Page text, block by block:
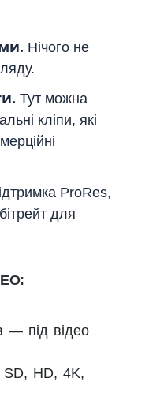
Нічого не
Тут можна
кліпи, які
ProRes,
для
— під відео
SD, HD, 4K,